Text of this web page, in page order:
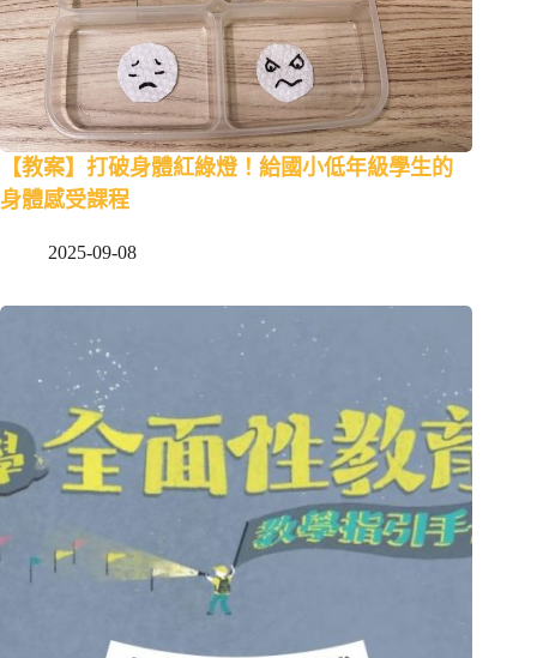
【教案】打破身體紅綠燈！給國小低年級學生的
身體感受課程
2025-09-08